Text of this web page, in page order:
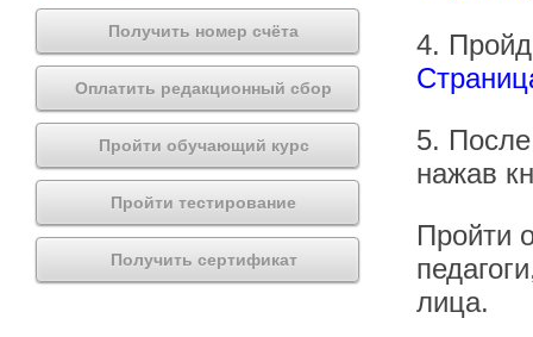
Получить номер счёта
Оплатить редакционный сбор
Пройти обучающий курс
Пройти тестирование
Получить сертификат
4.
5.
нажав
Пройти
лица.